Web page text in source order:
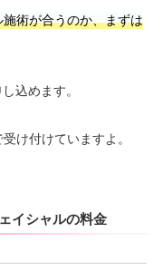
術が合うのか、まずは
込めます。
け付けていますよ。
イシャルの料金